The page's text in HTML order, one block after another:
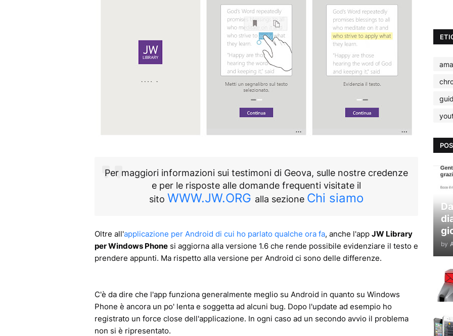
Per maggiori informazioni sui testimoni di Geova, sulle nostre credenze
e per le risposte alle domande frequenti visitate il
sito WWW.JW.ORG alla sezione Chi siamo
Oltre all'applicazione per Android di cui ho parlato qualche ora fa, anche l'app JW Library
per Windows Phone si aggiorna alla versione 1.6 che rende possibile evidenziare il testo e
prendere appunti. Ma rispetto alla versione per Android ci sono delle differenze.
C'è da dire che l'app funziona generalmente meglio su Android in quanto su Windows
Phone è ancora un po' lenta e soggetta ad alcuni bug. Dopo l'update ad esempio ho
registrato un force close dell'applicazione. In ogni caso ad un secondo avvio il problema
non si è ripresentato.
by